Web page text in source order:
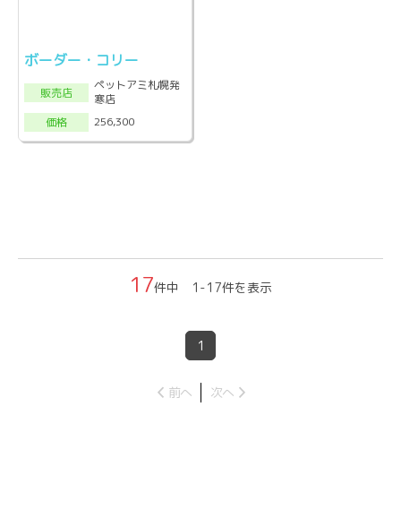
ボーダー・コリー
販売店
ペットアミ札幌発
寒店
価格
256,300
17件中 1-17件を表示
1
前へ 次へ